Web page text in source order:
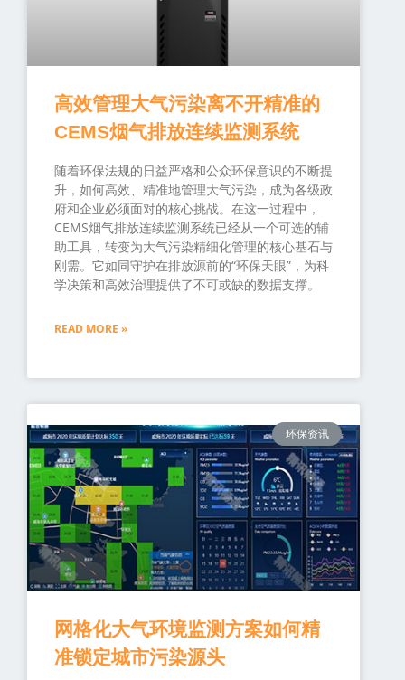
高效管理大气污染离不开精准的
CEMS烟气排放连续监测系统
随着环保法规的日益严格和公众环保意识的不断提
升，如何高效、精准地管理大气污染，成为各级政
府和企业必须面对的核心挑战。在这一过程中，
CEMS烟气排放连续监测系统已经从一个可选的辅
助工具，转变为大气污染精细化管理的核心基石与
刚需。它如同守护在排放源前的“环保天眼”，为科
学决策和高效治理提供了不可或缺的数据支撑。
READ MORE »
环保资讯
网格化大气环境监测方案如何精
准锁定城市污染源头